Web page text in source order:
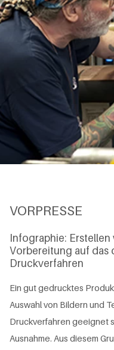
VORPRESSE
Infographie:
Vorbereitung auf das
Druckverfahren
Ein gut gedrucktes
Auswahl von Bildern und
Druckverfahren geeignet
Ausnahme. Aus diesem